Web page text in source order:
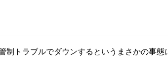
トラブルでダウンするというまさかの事態